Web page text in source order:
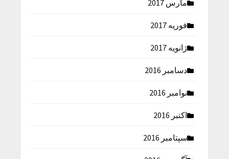
مارس 2017
فوریه 2017
ژانویه 2017
دسامبر 2016
نوامبر 2016
اکتبر 2016
سپتامبر 2016